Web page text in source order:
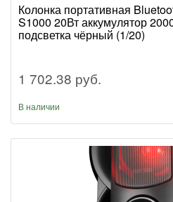
Колонка портативная
S1000 20Вт аккумулятор
подсветка чёрный (1/20)
1 702.38 руб.
В наличии